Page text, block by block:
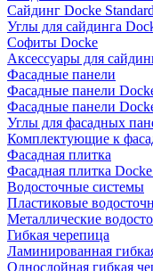
Сайдинг Docke Standard
Углы для сайдинга
Софиты Docke
Аксессуары для
Фасадные панели
Фасадные панели
Фасадные панели
Углы для фасадных
Комплектующие к
Фасадная плитка
Фасадная плитка
Водосточные системы
Пластиковые
Металлические
Гибкая черепица
Ламинированная
Однослойная гибкая